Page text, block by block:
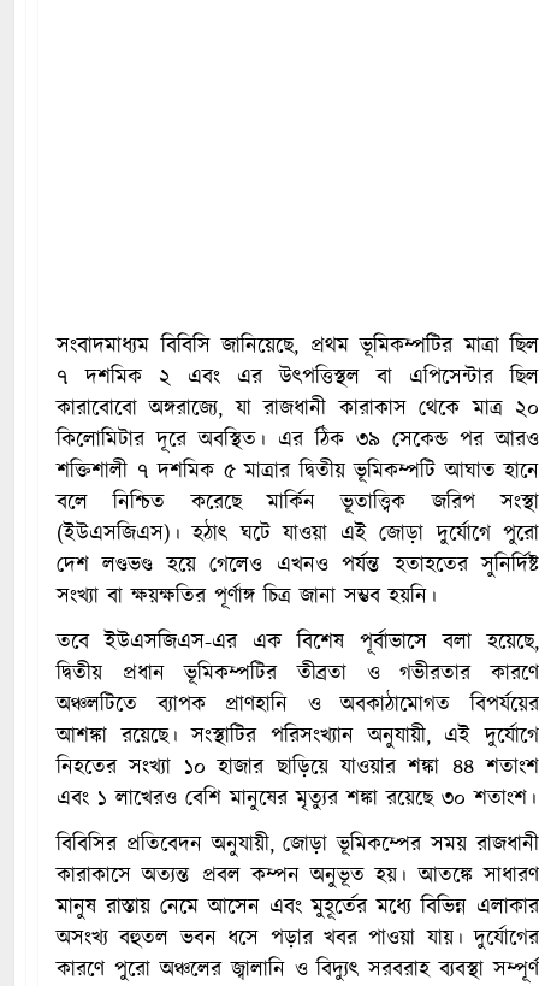
সংবাদমাধ্যম বিবিসি জানিয়েছে, প্রথম ভূমিকম্পটির মাত্রা ছিল
৭ দশমিক ২ এবং এর উৎপত্তিস্থল বা এপিসেন্টার ছিল
কারাবোবো অঙ্গরাজ্যে, যা রাজধানী কারাকাস থেকে মাত্র ২০
কিলোমিটার দূরে অবস্থিত। এর ঠিক ৩৯ সেকেন্ড পর আরও
শক্তিশালী ৭ দশমিক ৫ মাত্রার দ্বিতীয় ভূমিকম্পটি আঘাত হানে
বলে নিশ্চিত করেছে মার্কিন ভূতাত্ত্বিক জরিপ সংস্থা
(ইউএসজিএস)। হঠাৎ ঘটে যাওয়া এই জোড়া দুর্যোগে পুরো
দেশ লণ্ডভণ্ড হয়ে গেলেও এখনও পর্যন্ত হতাহতের সুনির্দিষ্ট
সংখ্যা বা ক্ষয়ক্ষতির পূর্ণাঙ্গ চিত্র জানা সম্ভব হয়নি।
তবে ইউএসজিএস-এর এক বিশেষ পূর্বাভাসে বলা হয়েছে,
দ্বিতীয় প্রধান ভূমিকম্পটির তীব্রতা ও গভীরতার কারণে
অঞ্চলটিতে ব্যাপক প্রাণহানি ও অবকাঠামোগত বিপর্যয়ের
আশঙ্কা রয়েছে। সংস্থাটির পরিসংখ্যান অনুযায়ী, এই দুর্যোগে
নিহতের সংখ্যা ১০ হাজার ছাড়িয়ে যাওয়ার শঙ্কা ৪৪ শতাংশ
এবং ১ লাখেরও বেশি মানুষের মৃত্যুর শঙ্কা রয়েছে ৩০ শতাংশ।
বিবিসির প্রতিবেদন অনুযায়ী, জোড়া ভূমিকম্পের সময় রাজধানী
কারাকাসে অত্যন্ত প্রবল কম্পন অনুভূত হয়। আতঙ্কে সাধারণ
মানুষ রাস্তায় নেমে আসেন এবং মুহূর্তের মধ্যে বিভিন্ন এলাকার
অসংখ্য বহুতল ভবন ধসে পড়ার খবর পাওয়া যায়। দুর্যোগের
কারণে পুরো অঞ্চলের জ্বালানি ও বিদ্যুৎ সরবরাহ ব্যবস্থা সম্পূর্ণ